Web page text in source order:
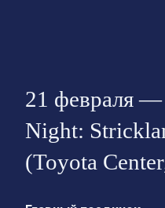
21 февраля
Night:
(Toyota